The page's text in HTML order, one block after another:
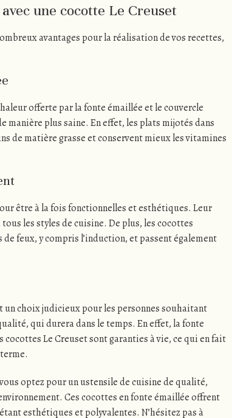
une cocotte Le Creuset
avantages pour la réalisation de vos recettes,
offerte par la fonte émaillée et le couvercle
manière plus saine. En effet, les plats mijotés dans
de matière grasse et conservent mieux les vitamines
être à la fois fonctionnelles et esthétiques. Leur
les styles de cuisine. De plus, les cocottes
feux, y compris l’induction, et passent également
un choix judicieux pour les personnes souhaitant
qui durera dans le temps. En effet, la fonte
Le Creuset sont garanties à vie, ce qui en fait
optez pour un ustensile de cuisine de qualité,
Ces cocottes en fonte émaillée offrent
esthétiques et polyvalentes. N’hésitez pas à